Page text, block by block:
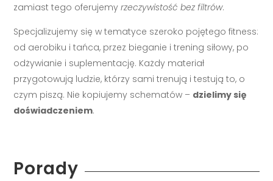
zamiast tego oferujemyrzeczywistość bez filtrów.
Specjalizujemy się w tematyce szeroko pojętego fitness:
od aerobiku i tańca, przez bieganie i trening siłowy, po
odżywianie i suplementację. Każdy materiał
przygotowują ludzie, którzy sami trenują i testują to, o
czym piszą. Nie kopiujemy schematów – dzielimy się
doświadczeniem.
Porady